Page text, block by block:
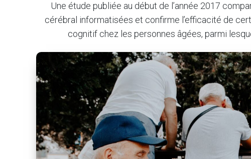
Une étude publiée au début de l’année 2017
cérébral informatisées et confirme l’efficacité de
cognitif chez les personnes âgées, parmi